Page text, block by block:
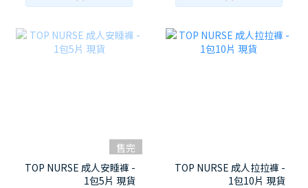
售完
TOP NURSE 成人安睡褲 -
1包5片 現貨
TOP NURSE 成人拉拉褲 -
1包10片 現貨